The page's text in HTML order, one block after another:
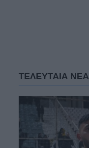
ΤΕΛΕΥΤΑΙΑ ΝΕΑ